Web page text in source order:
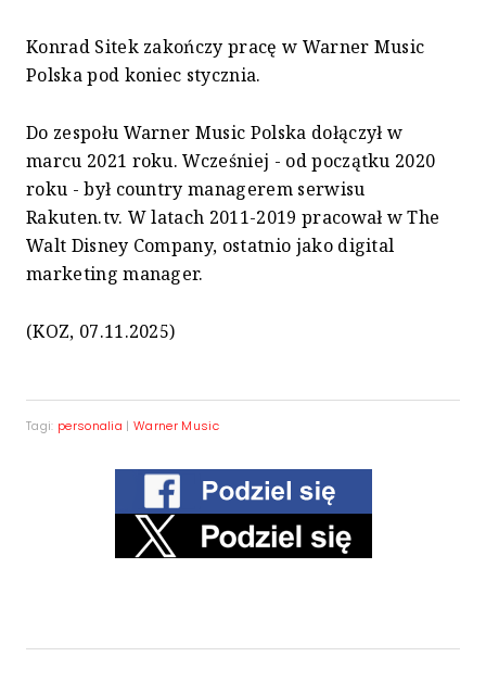
Konrad Sitek zakończy pracę w Warner Music
Polska pod koniec stycznia.
Do zespołu Warner Music Polska dołączył w
marcu 2021 roku. Wcześniej - od początku 2020
roku - był country managerem serwisu
Rakuten.tv. W latach 2011-2019 pracował w The
Walt Disney Company, ostatnio jako digital
marketing manager.
(KOZ, 07.11.2025)
Tagi: personalia |Warner Music